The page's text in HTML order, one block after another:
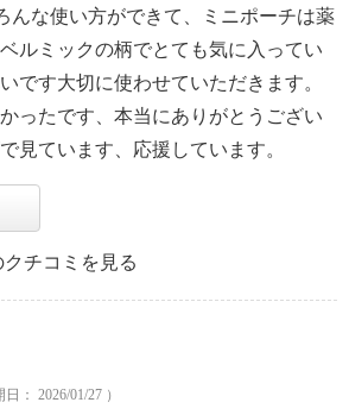
んな使い方ができて、ミニポーチは薬
ルミックの柄でとても気に入ってい
です大切に使わせていただきます。
ったです、本当にありがとうござい
見ています、応援しています。
チコミを見る
： 2026/01/27 ）